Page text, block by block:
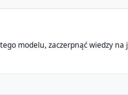
modelu, zaczerpnąć wiedzy